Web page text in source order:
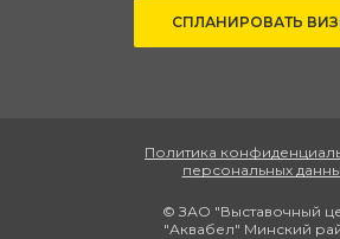
СПЛАНИРОВАТЬ
Политика
персональных
© ЗАО "Выставочный
"Аквабел" Минский